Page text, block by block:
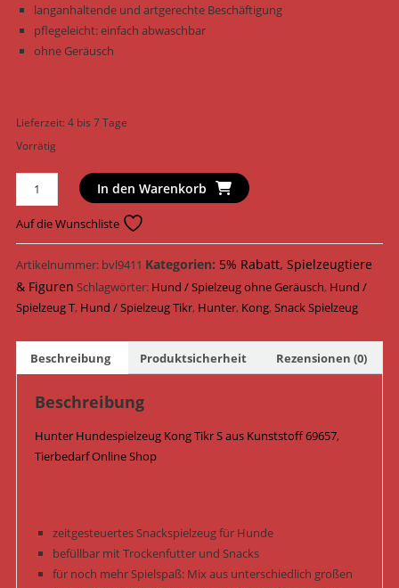
langanhaltende und artgerechte Beschäftigung
pflegeleicht: einfach abwaschbar
ohne Geräusch
Lieferzeit:4 bis 7 Tage
Vorrätig
Hunter
Hundespielzeug
Kong
Tikr
S
10
cm
12
Menge
In den Warenkorb
Auf die Wunschliste
Artikelnummer: bvl9411 Kategorien: 5% Rabatt, Spielzeugtiere
& Figuren Schlagwörter: Hund / Spielzeug ohne Geräusch, Hund /
Spielzeug T, Hund / Spielzeug Tikr, Hunter, Kong,Snack Spielzeug
Beschreibung Produktsicherheit Rezensionen (0)
Beschreibung
Hunter Hundespielzeug Kong Tikr S aus Kunststoff 69657,
Tierbedarf Online Shop
zeitgesteuertes Snackspielzeug für Hunde
befüllbar mit Trockenfutter und Snacks
für noch mehr Spielspaß: Mix aus unterschiedlich großen